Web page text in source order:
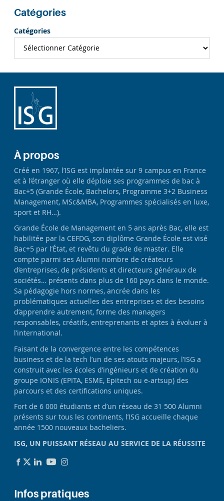
Catégories
Catégories
À propos
Créé en 1967, l’ISG est implantée sur 9 campus en France
et à l’étranger où elle déploie ses programmes de bac à
Bac+5 (Grande École, Bachelors, Programme 3+2 Business
Management, MSc&MBA, Programmes spécialisés en luxe,
sport et RH…).
Grande École de Management en 5 ans après Bac, elle est
habilitée par la CEFDG, son diplôme Grande École est visé
Bac+5 par l’État, et revêtu du grade de master. Elle
compte parmi ses Alumni nombre de créateurs
d’entreprises, de présidents et directeurs généraux de
sociétés… présents dans plus de 160 pays dans le monde.
Sa pédagogie hors normes, ancrée dans les
problématiques actuelles des entreprises et des besoins
d’apprendre autrement, forme des managers
responsables, créatifs, entreprenants et aptes à évoluer à
l’international.
Faisant de la convergence entre les compétences
business et de la tech l’un de ses atouts majeurs, l’ISG a
construit avec les écoles d’ingénieurs et de création du
groupe IONIS (EPITA, ESME, Epitech ou e-artsup) des
parcours et des certifications uniques.
Fort de 6 000 étudiants et d’un réseau de 31 500 Alumni
présents sur tous les continents, l’ISG accueille chaque
année 1500 nouveaux bacheliers.
ISG, UN PUISSANT RÉSEAU AU SERVICE DE LA RÉUSSITE
Infos pratiques